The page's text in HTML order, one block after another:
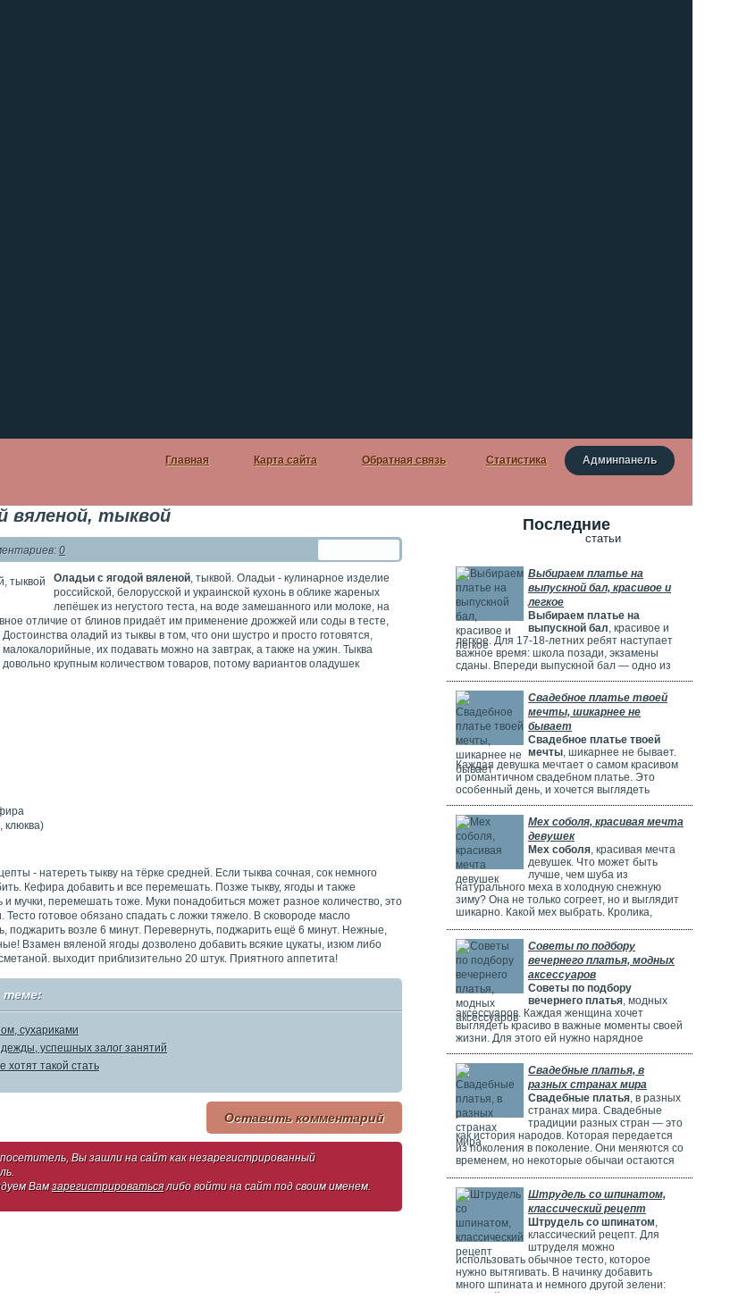
Админпанель
Статистика
Обратная связь
Карта сайта
Главная
вяленой, тыквой
0
Оладьи с ягодой вяленой, тыквой. Оладьи - кулинарное изделие
российской, белорусской и украинской кухонь в облике жареных
лепёшек из негустого теста, на воде замешанного или молоке, на
отличие от блинов придаёт им применение дрожжей или соды в тесте,
оладий из тыквы в том, что они шустро и просто готовятся,
их подавать можно на завтрак, а также на ужин. Тыква
крупным количеством товаров, потому вариантов оладушек
клюква)
- натереть тыкву на тёрке средней. Если тыква сочная, сок немного
Кефира добавить и все перемешать. Позже тыкву, ягоды и также
мучки, перемешать тоже. Муки понадобиться может разное количество, это
Тесто готовое обязано спадать с ложки тяжело. В сковороде масло
поджарить возле 6 минут. Перевернуть, поджарить ещё 6 минут. Нежные,
Взамен вяленой ягоды дозволено добавить всякие цукаты, изюм либо
выходит приблизительно 20 штук. Приятного аппетита!
теме:
сухариками
успешных залог занятий
хотят такой стать
Оставить комментарий
Вы зашли на сайт как незарегистрированный
Вамзарегистрироватьсялибо войти на сайт под своим именем.
Последние
статьи
Выбираем платье на
выпускной бал, красивое и
легкое
Выбираем платье на
выпускной бал, красивое и
легкое. Для 17-18-летних ребят наступает
важное время: школа позади, экзамены
сданы. Впереди выпускной бал — одно из
самых красивых и радостных событий.
Особенно тщательно готовятся девушки.
Они заранее думают о наряде, прическе,
макияже и аксессуарах. Выпускной бал
можно сравнить с конкурсом красоты. Где
девушки соревнуются, кто лучше выглядит.
Свадебное платье твоей
мечты, шикарнее не
бывает
Свадебное платье твоей
мечты, шикарнее не бывает.
Каждая девушка мечтает о самом красивом
и романтичном свадебном платье. Это
особенный день, и хочется выглядеть
потрясающе! Но выбрать идеальное платье
может быть непросто. Раньше девушки
ходили по магазинам, смотрели каталоги и
искали платье в интернете. Сейчас это
проще благодаря онлайн-каталогам. Там
можно найти много красивых нарядов от
разных дизайнеров.
Мех соболя, красивая мечта
девушек
Мех соболя, красивая мечта
девушек. Что может быть
лучше, чем шуба из
натурального меха в холодную снежную
зиму? Она не только согреет, но и выглядит
шикарно. Какой мех выбрать. Кролика,
женщины чаще всего выбирают шубы из
соболя. Они красивые, дорогие и выглядят
очень элегантно. Соболя называют
"Королем всех мехов". Это значит, что он
самый шикарный и роскошный.
Советы по подбору
вечернего платья, модных
аксессуаров
Советы по подбору
вечернего платья, модных
аксессуаров. Каждая женщина хочет
выглядеть красиво в важные моменты своей
жизни. Для этого ей нужно нарядное
платье. В Москве огромный выбор таких
платьев. Вечерние платья в Москве очень
популярны. Потому что в городе много
театров, клубов и других мест. Где можно
повеселиться или встретиться с друзьями.
Также часто проходят праздничные
мероприятия, на которых нужно выглядеть
элегантно.
Свадебные платья, в
разных странах мира
Свадебные платья, в разных
странах мира. Свадебные
традиции разных стран — это
как история народов. Которая передается
из поколения в поколение. Они меняются со
временем, но некоторые обычаи остаются
невесты одеваются на свадьбу. И какие
символы несут их наряды.Штрудель со шпинатом,
классический рецепт
Штрудель со шпинатом,
классический рецепт. Для
штруделя можно
использовать обычное тесто, которое
нужно вытягивать. В начинку добавить
много шпината и немного другой зелени: